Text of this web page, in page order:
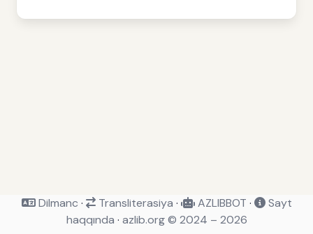
Dilmanc · Transliterasiya · AZLIBBOT ·
Sayt
haqqında · azlib.org © 2024 – 2026